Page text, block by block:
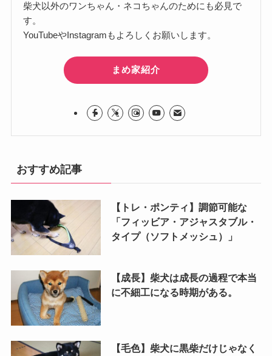
柴犬以外のワンちゃん・ネコちゃんのためにも必見で
す。
YouTubeやInstagramもよろしくお願いします。
まめ家紹介
おすすめ記事
【トレ・ポンティ】調節可能な
「フィッビア・アジャスタブル・
タイプ（ソフトメッシュ）」
【成長】柴犬は成長の過程で本当
に不細工になる時期がある。
【毛色】柴犬に黒柴だけじゃなく